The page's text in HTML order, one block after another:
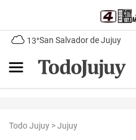
13°San Salvador de Jujuy
Todo Jujuy >Jujuy